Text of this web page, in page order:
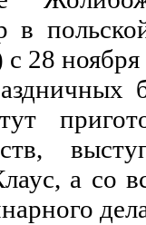
в
28 ноября
а со